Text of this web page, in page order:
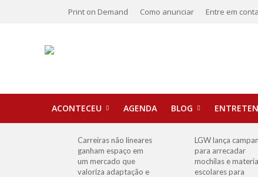
Print on Demand Como anunciar Entre em
ACONTECEU AGENDA BLOG
Carreiras não lineares
ganham espaço em
um mercado que
valoriza adaptação e
LGW lança
para arrecadar
mochilas e
escolares para